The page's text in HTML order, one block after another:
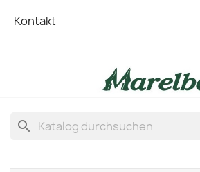
Kontakt
search